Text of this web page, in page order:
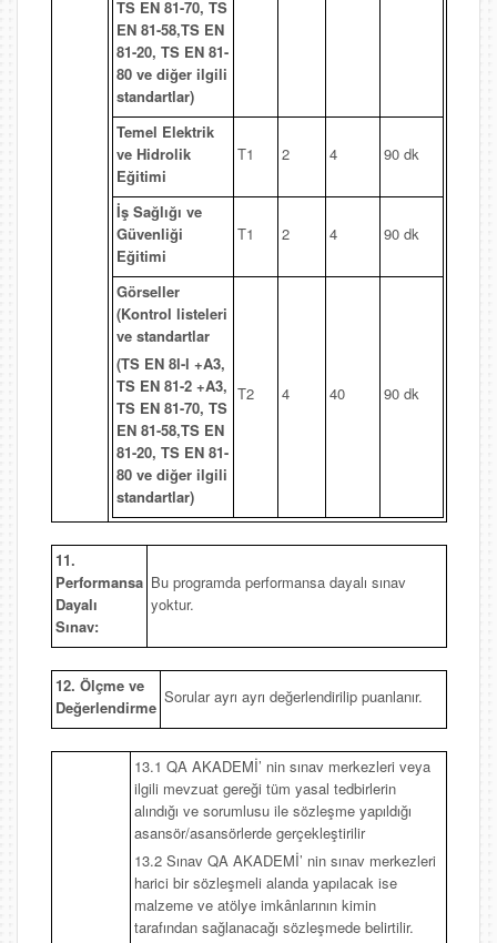
TS EN 81-70, TS
EN 81-58,TS EN
81-20, TS EN 81-
80 ve diğer ilgili
standartlar)
Temel Elektrik
ve Hidrolik
Eğitimi
T1 2 4 90 dk
İş Sağlığı ve
Güvenliği
Eğitimi
T1 2 4 90 dk
Görseller
(Kontrol listeleri
ve standartlar
(TS EN 8l-l +A3,
TS EN 81-2 +A3,
TS EN 81-70, TS
EN 81-58,TS EN
81-20, TS EN 81-
80 ve diğer ilgili
standartlar)
T2 4 40 90 dk
11.
Performansa
Dayalı
Sınav:
Bu programda performansa dayalı sınav
yoktur.
12. Ölçme ve
Değerlendirme
Sorular ayrı ayrı değerlendirilip puanlanır.
13.1 QA AKADEMİ’ nin sınav merkezleri veya
ilgili mevzuat gereği tüm yasal tedbirlerin
alındığı ve sorumlusu ile sözleşme yapıldığı
asansör/asansörlerde gerçekleştirilir
13.2 Sınav QA AKADEMİ’ nin sınav merkezleri
harici bir sözleşmeli alanda yapılacak ise
malzeme ve atölye imkânlarının kimin
tarafından sağlanacağı sözleşmede belirtilir.